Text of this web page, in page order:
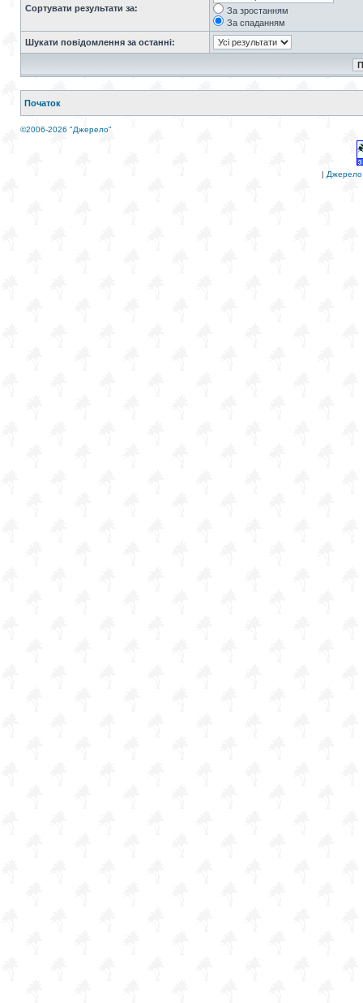
Сортувати результати за:
За зростанням
За спаданням
Шукати повідомлення за останні:
Початок
©2006-2026 "Джерело"
| Джерело